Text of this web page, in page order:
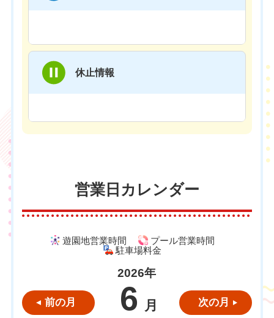
休止情報
営業日カレンダー
遊園地営業時間
プール営業時間
駐車場料金
前の月
2026年
6 月 次の月